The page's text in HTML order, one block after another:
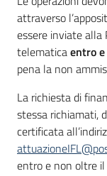
attraverso
essere inviate alla
telematicaentro
pena la non
La richiesta di
stessa richiamati,
certificata
entro e non oltre il